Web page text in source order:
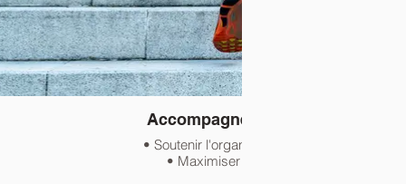
Accompagnement du sportif
• Soutenir l'organisme à l'entraînement
• Maximiser les performances